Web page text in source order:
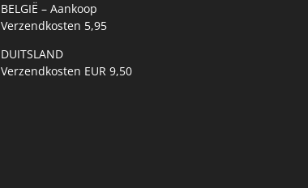
BELGIË – Aankoop
Verzendkosten 5,95
DUITSLAND
Verzendkosten EUR 9,50